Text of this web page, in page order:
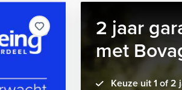
2 jaar
met
Keuze uit 1 of 2